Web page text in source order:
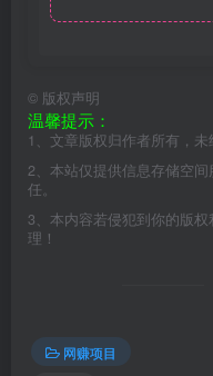
© 版权声明
温馨提示：
1、文章版权归作者所有，未
2、本站仅提供信息存储空
任。
3、本内容若侵犯到你的版
理！
网赚项目